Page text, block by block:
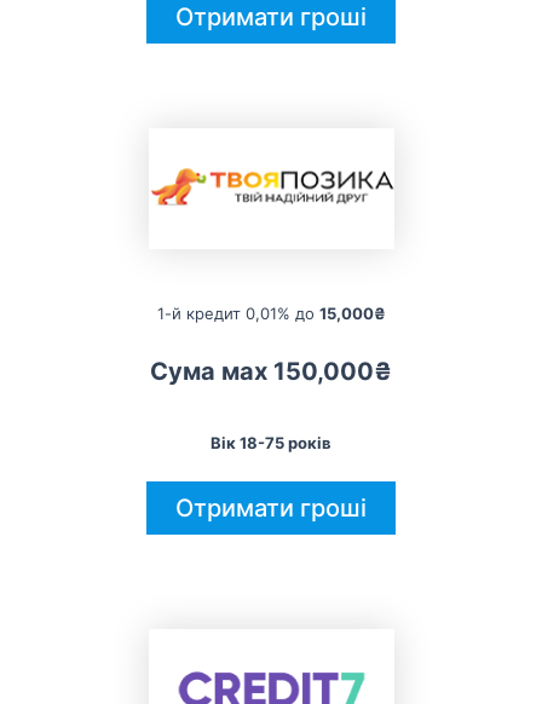
Отримати гроші
1-й кредит 0,01% до 15,000₴
Сума мах 150,000₴
Вік 18-75 років
Отримати гроші